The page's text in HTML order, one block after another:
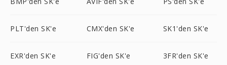
PLT'den SK'e CMX'den SK'e SK1'den SK'e
EXR'den SK'e FIG'den SK'e 3FR'den SK'e